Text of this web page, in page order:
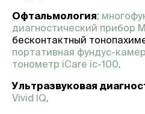
Офтальмология:
диагностический прибор
бесконтактный
портативная фундус-
тонометр iCare ic-100.
Ультразвуковая
Vivid IQ.